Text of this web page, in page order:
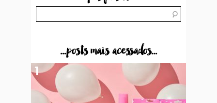
...posts mais acessados...
1